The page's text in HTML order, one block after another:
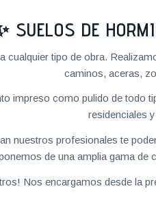
SUELOS DE
cualquier tipo de obra.
caminos, aceras,
impreso como pulido de
residenciales
nuestros profesionales te
de una amplia gama de
Nos encargamos desde la